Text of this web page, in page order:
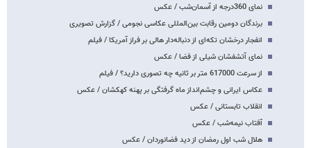
نمای 360درجه از آسمان‌شب / عکس
برندگان دومین رقابت بین‌المللی عکاسی نجومی / گزارش تصویری
انفجار درخشان تکه‌ای از دنباله‌دار هالی بر فراز آمریکا / فیلم
نمای آتشفشان شیلی از فضا / عکس
از سرعت 617000 متر بر ثانیه چه تصوری دارید؟ / فیلم
عکاس ایرانی و چشم‌انداز ماه گرفتگی بر پهنه کهکشان / عکس
انقلاب تابستانی / عکس
آفتاب نیمه‌شب / عکس
هلال شب اول رمضان از دید فضانوردان / عکس